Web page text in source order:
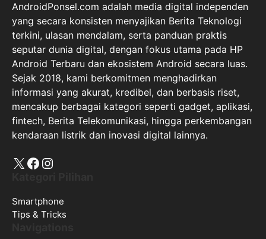
AndroidPonsel.com adalah media digital independen
yang secara konsisten menyajikan Berita Teknologi
terkini, ulasan mendalam, serta panduan praktis
seputar dunia digital, dengan fokus utama pada HP
Android Terbaru dan ekosistem Android secara luas.
Sejak 2018, kami berkomitmen menghadirkan
informasi yang akurat, kredibel, dan berbasis riset,
mencakup berbagai kategori seperti gadget, aplikasi,
fintech, Berita Telekomunikasi, hingga perkembangan
kendaraan listrik dan inovasi digital lainnya.
X Facebook
Instagram
Smartphone
Tips & Tricks